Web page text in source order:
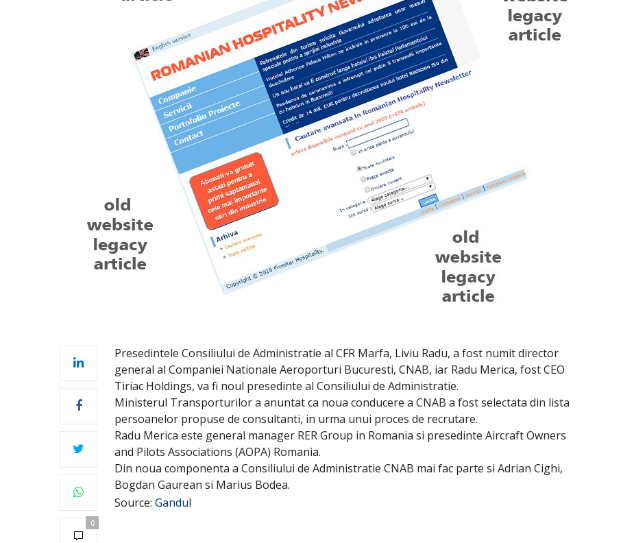
0
Presedintele Consiliului de Administratie al CFR Marfa, Liviu Radu, a fost numit director
general al Companiei Nationale Aeroporturi Bucuresti, CNAB, iar Radu Merica, fost CEO
Tiriac Holdings, va fi noul presedinte al Consiliului de Administratie.
Ministerul Transporturilor a anuntat ca noua conducere a CNAB a fost selectata din lista
persoanelor propuse de consultanti, in urma unui proces de recrutare.
Radu Merica este general manager RER Group in Romania si presedinte Aircraft Owners
and Pilots Associations (AOPA) Romania.
Din noua componenta a Consiliului de Administratie CNAB mai fac parte si Adrian Cighi,
Bogdan Gaurean si Marius Bodea.
Source: Gandul